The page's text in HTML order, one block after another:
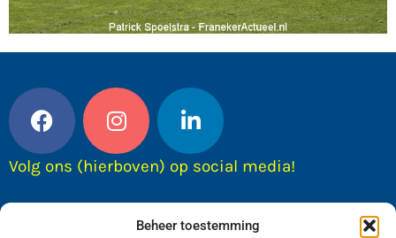
Beheer toestemming
Volg ons (hierboven) op social media!